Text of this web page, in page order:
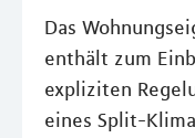
Das
enthält zum
expliziten
eines Split-